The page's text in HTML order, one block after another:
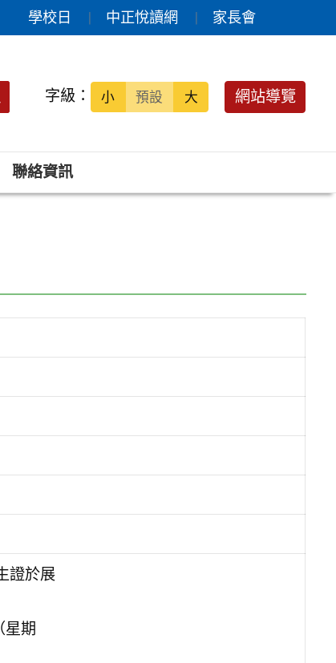
學校日 中正悅讀網 家長會
出 字級： 小 預設 大 網站導覽
聯絡資訊
證於展
星期